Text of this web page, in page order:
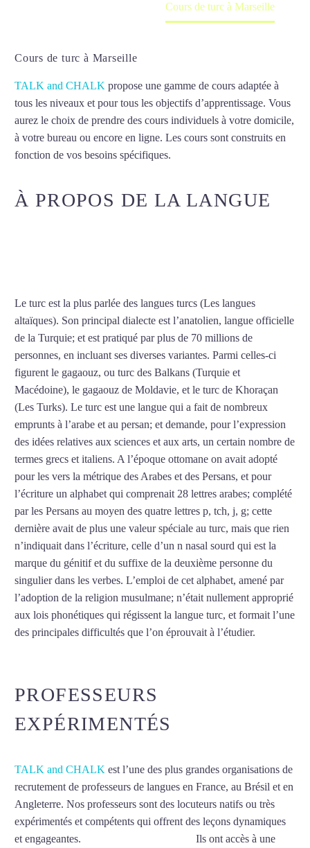
Cours de turc à Marseille
Cours de turc à Marseille
TALK and CHALK propose une gamme de cours adaptée à
tous les niveaux et pour tous les objectifs d’apprentissage. Vous
aurez le choix de prendre des cours individuels à votre domicile,
à votre bureau ou encore en ligne. Les cours sont construits en
fonction de vos besoins spécifiques.
À PROPOS DE LA LANGUE
Le turc est la plus parlée des langues turcs (Les langues
altaïques). Son principal dialecte est l’anatolien, langue officielle
de la Turquie; et est pratiqué par plus de 70 millions de
personnes, en incluant ses diverses variantes. Parmi celles-ci
figurent le gagaouz, ou turc des Balkans (Turquie et
Macédoine), le gagaouz de Moldavie, et le turc de Khoraçan
(Les Turks). Le turc est une langue qui a fait de nombreux
emprunts à l’arabe et au persan; et demande, pour l’expression
des idées relatives aux sciences et aux arts, un certain nombre de
termes grecs et italiens. A l’époque ottomane on avait adopté
pour les vers la métrique des Arabes et des Persans, et pour
l’écriture un alphabet qui comprenait 28 lettres arabes; complété
par les Persans au moyen des quatre lettres p, tch, j, g; cette
dernière avait de plus une valeur spéciale au turc, mais que rien
n’indiquait dans l’écriture, celle d’un n nasal sourd qui est la
marque du génitif et du suffixe de la deuxième personne du
singulier dans les verbes. L’emploi de cet alphabet, amené par
l’adoption de la religion musulmane; n’était nullement approprié
aux lois phonétiques qui régissent la langue turc, et formait l’une
des principales difficultés que l’on éprouvait à l’étudier.
PROFESSEURS
EXPÉRIMENTÉS
TALK and CHALK est l’une des plus grandes organisations de
recrutement de professeurs de langues en France, au Brésil et en
Angleterre. Nos professeurs sont des locuteurs natifs ou très
expérimentés et compétents qui offrent des leçons dynamiques
et engageantes.
Ils ont accès à une